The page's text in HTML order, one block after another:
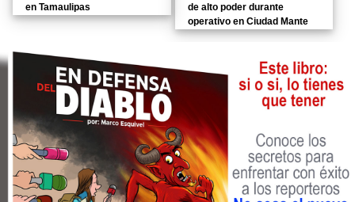
en Tamaulipas
de alto poder durante
operativo en Ciudad Mante